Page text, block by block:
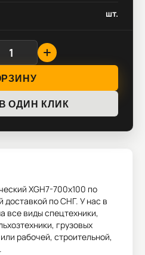
шт.
ОДИН КЛИК
XGH7-700x100 по
доставкой по СНГ. У нас в
все виды спецтехники,
грузовых
рабочей, строительной,